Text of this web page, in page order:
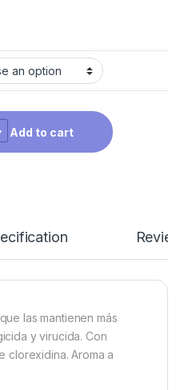
Add to cart
las mantienen más
y virucida. Con
clorexidina. Aroma a